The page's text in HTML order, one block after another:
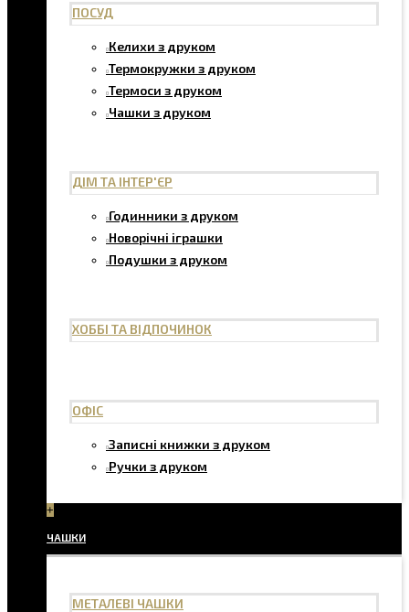
ПОСУД
Келихи з друком
Термокружки з друком
Термоси з друком
Чашки з друком
ДІМ ТА ІНТЕР'ЄР
Годинники з друком
Новорічні іграшки
Подушки з друком
ХОББІ ТА ВІДПОЧИНОК
ОФІС
Записні книжки з друком
Ручки з друком
+
ЧАШКИ
МЕТАЛЕВІ ЧАШКИ